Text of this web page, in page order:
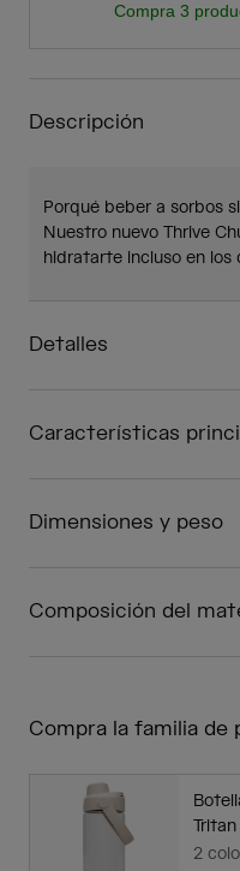
Compra 3
Descripción
Porqué beber a sorbos
Nuestro nuevo Thrive
hidratarte incluso en los
Detalles
Características
Dimensiones y peso
Composición del
Compra la familia de
Tritan
2